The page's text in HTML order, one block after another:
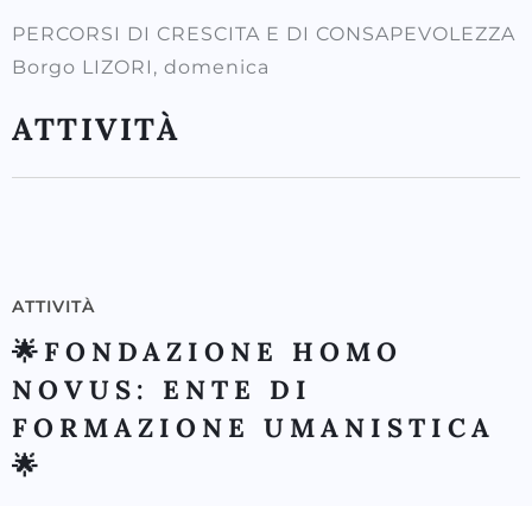
PERCORSI DI CRESCITA E DI CONSAPEVOLEZZA
Borgo LIZORI, domenica
ATTIVITÀ
ATTIVITÀ
🌟FONDAZIONE HOMO
NOVUS: ENTE DI
FORMAZIONE UMANISTICA
🌟